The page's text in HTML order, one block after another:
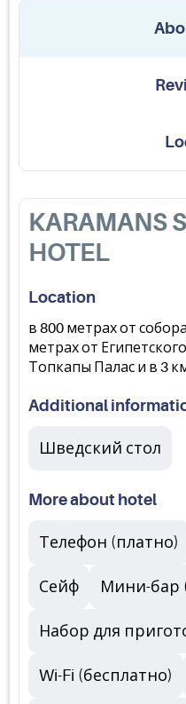
KARAMANS
HOTEL
Location
в 800 метрах от
метрах от
Топкапы Палас и в 3
Additional
Шведский стол
More about hotel
Телефон (платно)
Сейф Мини-бар
Набор для
Wi-Fi (бесплатно)